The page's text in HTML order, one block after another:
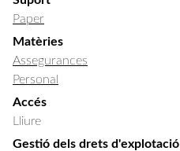
Paper
Matèries
Assegurances
Personal
Accés
Lliure
Gestió dels drets d'explotació